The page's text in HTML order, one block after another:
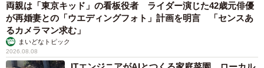
両親は「東京キッド」の看板役者 ライダー演じた42歳元俳優
が再婚妻との「ウエディングフォト」計画を明言 「センスあ
るカメラマン求む」
まいどなトピック
2026.08.08